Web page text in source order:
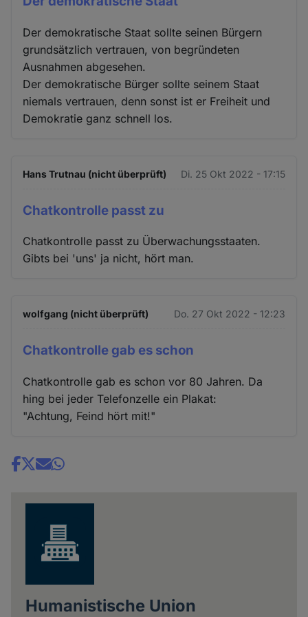
Der demokratische Staat sollte seinen Bürgern
grundsätzlich vertrauen, von begründeten
Ausnahmen abgesehen.
Der demokratische Bürger sollte seinem Staat
niemals vertrauen, denn sonst ist er Freiheit und
Demokratie ganz schnell los.
Hans Trutnau (nicht überprüft) Di. 25 Okt 2022 - 17:15
Chatkontrolle passt zu
Chatkontrolle passt zu Überwachungsstaaten.
Gibts bei 'uns' ja nicht, hört man.
wolfgang (nicht überprüft) Do. 27 Okt 2022 - 12:23
Chatkontrolle gab es schon
Chatkontrolle gab es schon vor 80 Jahren. Da
hing bei jeder Telefonzelle ein Plakat:
"Achtung, Feind hört mit!"
Share
Humanistische Union